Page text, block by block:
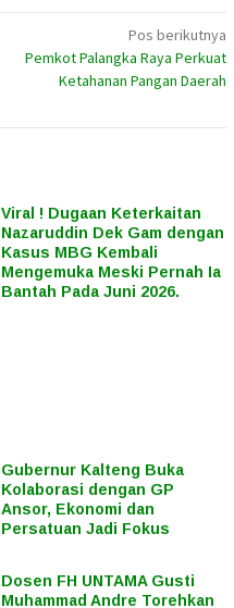
Pos berikutnya
Pemkot Palangka Raya Perkuat
Ketahanan Pangan Daerah
Viral ! Dugaan Keterkaitan
Nazaruddin Dek Gam dengan
Kasus MBG Kembali
Mengemuka Meski Pernah Ia
Bantah Pada Juni 2026.
Gubernur Kalteng Buka
Kolaborasi dengan GP
Ansor, Ekonomi dan
Persatuan Jadi Fokus
Dosen FH UNTAMA Gusti
Muhammad Andre Torehkan